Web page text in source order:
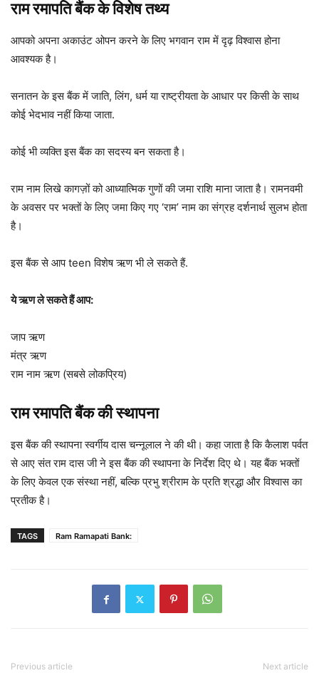
राम रमापति बैंक के विशेष तथ्य
आपको अपना अकाउंट ओपन करने के लिए भगवान राम में दृढ़ विश्वास होना
आवश्यक है।
सनातन के इस बैंक में जाति, लिंग, धर्म या राष्ट्रीयता के आधार पर किसी के साथ
कोई भेदभाव नहीं किया जाता.
कोई भी व्यक्ति इस बैंक का सदस्य बन सकता है।
राम नाम लिखे कागज़ों को आध्यात्मिक गुणों की जमा राशि माना जाता है। रामनवमी
के अवसर पर भक्तों के लिए जमा किए गए ‘राम’ नाम का संग्रह दर्शनार्थ सुलभ होता
है।
इस बैंक से आप teen विशेष ऋण भी ले सकते हैं.
ये ऋण ले सकते हैं आप:
जाप ऋण
मंत्र ऋण
राम नाम ऋण (सबसे लोकप्रिय)
राम रमापति बैंक की स्थापना
इस बैंक की स्थापना स्वर्गीय दास चन्नूलाल ने की थी। कहा जाता है कि कैलाश पर्वत
से आए संत राम दास जी ने इस बैंक की स्थापना के निर्देश दिए थे। यह बैंक भक्तों
के लिए केवल एक संस्था नहीं, बल्कि प्रभु श्रीराम के प्रति श्रद्धा और विश्वास का
प्रतीक है।
TAGS Ram Ramapati Bank:
Previous article Next article